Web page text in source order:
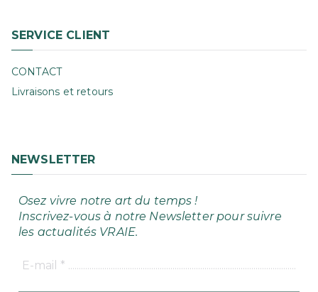
SERVICE CLIENT
CONTACT
Livraisons et retours
NEWSLETTER
Osez vivre notre art du temps !
Inscrivez-vous à notre Newsletter pour suivre
les actualités VRAIE.